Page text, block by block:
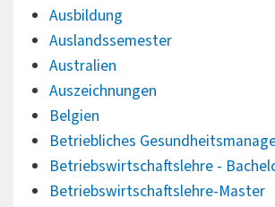
Ausbildung
Auslandssemester
Australien
Auszeichnungen
Belgien
Betriebliches
Betriebswirtschaftslehre -
Betriebswirtschaftslehre-Master